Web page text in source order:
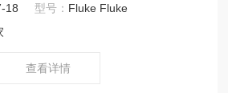
。并在消防、潜水、工业、航天等
18 型号： Fluke Fluke
查看详情